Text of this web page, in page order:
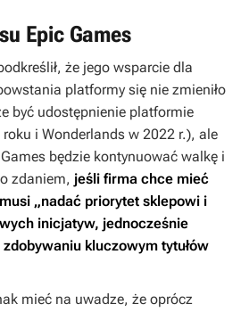
Epic Games
że jego wsparcie dla
platformy się nie zmieniło
być udostępnienie platformie
i Wonderlands w 2022 r.), ale
będzie kontynuować walkę i
zdaniem, jeśli firma chce mieć
„nadać priorytet sklepowi i
inicjatyw, jednocześnie
kluczowym tytułów
mieć na uwadze, że oprócz